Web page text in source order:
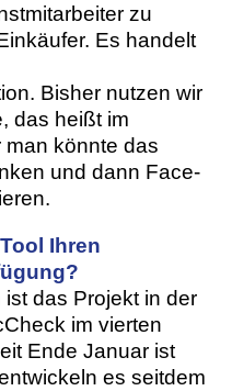
zu
Es handelt
Bisher nutzen wir
das heißt im
man könnte das
und dann Face-
Ihren
das Projekt in der
im vierten
Ende Januar ist
es seitdem